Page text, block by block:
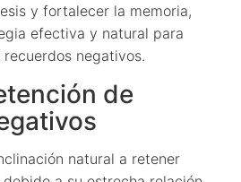
y fortalecer la memoria,
efectiva y natural para
negativos.
de
natural a retener